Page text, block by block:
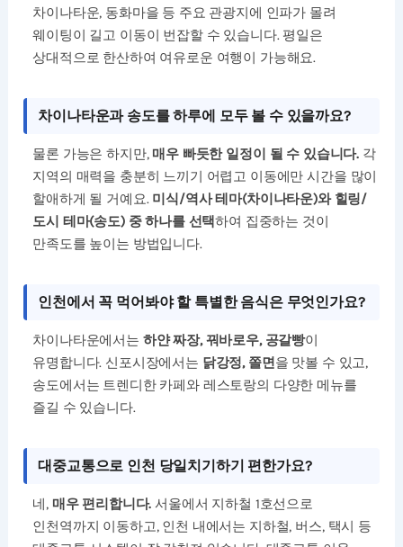
차이나타운, 동화마을 등 주요 관광지에 인파가 몰려
웨이팅이 길고 이동이 번잡할 수 있습니다. 평일은
상대적으로 한산하여 여유로운 여행이 가능해요.
차이나타운과 송도를 하루에 모두 볼 수 있을까요?
물론 가능은 하지만, 매우 빠듯한 일정이 될 수 있습니다. 각
지역의 매력을 충분히 느끼기 어렵고 이동에만 시간을 많이
할애하게 될 거예요. 미식/역사 테마(차이나타운)와 힐링/
도시 테마(송도) 중 하나를 선택하여 집중하는 것이
만족도를 높이는 방법입니다.
인천에서 꼭 먹어봐야 할 특별한 음식은 무엇인가요?
차이나타운에서는 하얀 짜장, 꿔바로우, 공갈빵이
유명합니다. 신포시장에서는 닭강정, 쫄면을 맛볼 수 있고,
송도에서는 트렌디한 카페와 레스토랑의 다양한 메뉴를
즐길 수 있습니다.
대중교통으로 인천 당일치기하기 편한가요?
네, 매우 편리합니다. 서울에서 지하철 1호선으로
인천역까지 이동하고, 인천 내에서는 지하철, 버스, 택시 등